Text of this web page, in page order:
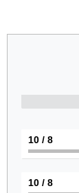
8
/ 10
8
/ 10